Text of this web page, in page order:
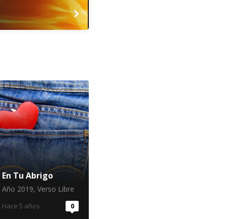
En Tu Abrigo
Año 2019, Verso Libre
Hace 5 años 0